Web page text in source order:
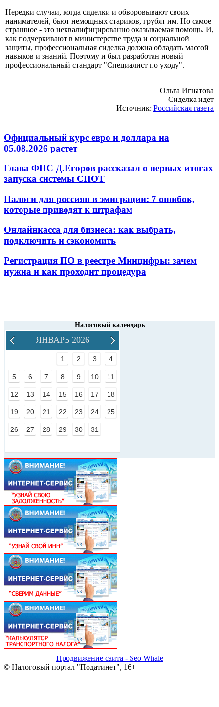
Нередки случаи, когда сиделки и обворовывают своих
нанимателей, бьют немощных стариков, грубят им. Но самое
страшное - это неквалифицированно оказываемая помощь. И,
как подчеркивают в министерстве труда и социальной
защиты, профессиональная сиделка должна обладать массой
навыков и знаний. Поэтому и был разработан новый
профессиональный стандарт "Специалист по уходу".
Ольга Игнатова
Сиделка идет
Источник: Российская газета
Официальный курс евро и доллара на
05.08.2026 растет
Глава ФНС Д.Егоров рассказал о первых итогах
запуска системы СПОТ
Налоги для россиян в эмиграции: 7 ошибок,
которые приводят к штрафам
Онлайнкасса для бизнеса: как выбрать,
подключить и сэкономить
Регистрация ПО в реестре Минцифры: зачем
нужна и как проходит процедура
Налоговый календарь
ЯНВАРЬ 2026
1 2 3 4
5 6 7 8 9 10 11
12 13 14 15 16 17 18
19 20 21 22 23 24 25
26 27 28 29 30 31
Продвижение сайта - Seo Whale
© Налоговый портал "Податинет", 16+